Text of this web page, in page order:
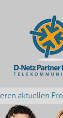
aktuellen